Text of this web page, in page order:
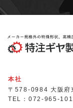
本社
〒578-0984 大阪府
TEL：072-965-